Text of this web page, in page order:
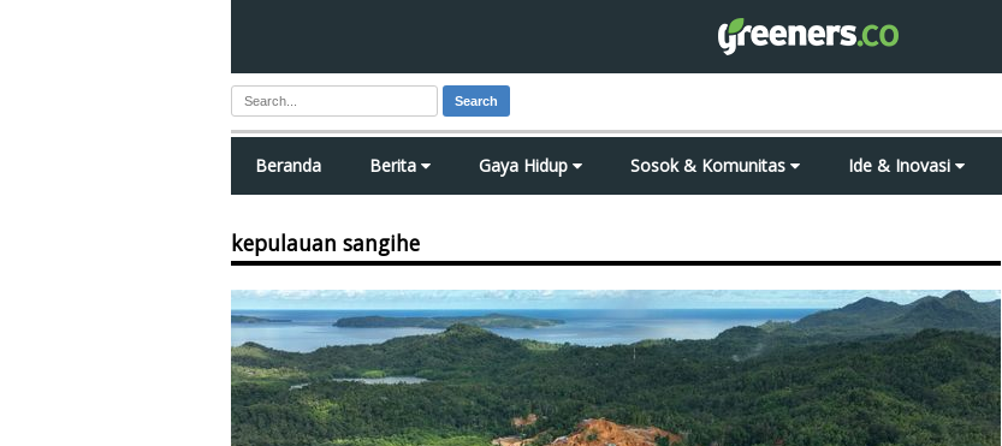
Search
Beranda Berita Gaya Hidup Sosok & Komunitas Ide & Inovasi
kepulauan sangihe